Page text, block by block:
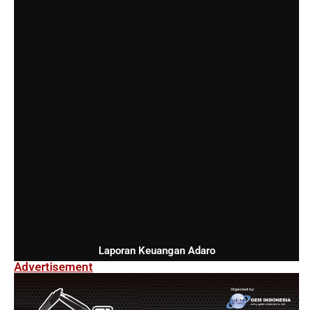
Laporan Keuangan Adaro
Advertisement